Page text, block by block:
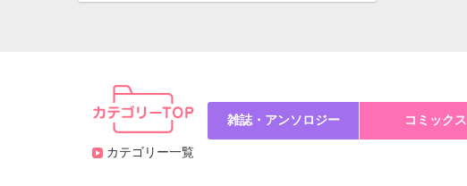
カテゴリー一覧
雑誌・アンソロジー コミックス